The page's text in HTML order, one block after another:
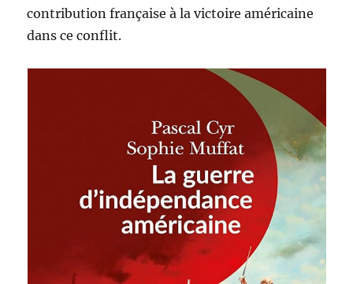
contribution française à la victoire américaine
dans ce conflit.